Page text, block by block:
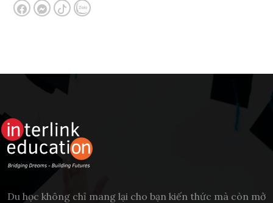
Du học không chỉ mang lại cho bạn kiến thức mà còn mở